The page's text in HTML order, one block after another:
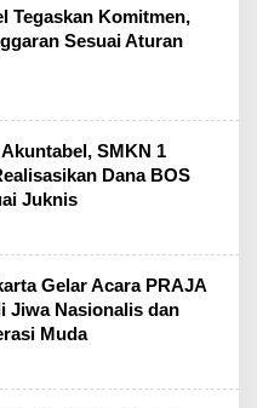
Tegaskan Komitmen,
Sesuai Aturan
SMKN 1
Dana BOS
Juknis
Gelar Acara PRAJA
Jiwa Nasionalis dan
Muda